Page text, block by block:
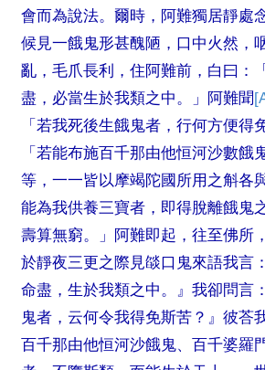
會而為說法。爾時 ， 阿難獨居靜處
候見一餓鬼形甚醜陋 ， 口中火然 ，
亂 ，毛爪長利 ，住阿難前 ， 白曰 ：
盡 ， 必當生於我類之中。」 阿難聞
「若我死後生餓鬼者 ，行何方便得
「若能布施百千那由他恒河沙數餓
等 ，一一皆以摩竭陀國所用之斛各
能為我供養三寶者 ， 即得脫離餓鬼
壽算無窮。」 阿難即起 ，往至佛所
於靜夜三更之際 見燄口鬼來語我言
命盡 ，生於我類之中。』我卻問言
鬼者 ， 云何令我得免斯苦 ？』彼荅
百千那由他恒河沙餓鬼、
百千婆羅